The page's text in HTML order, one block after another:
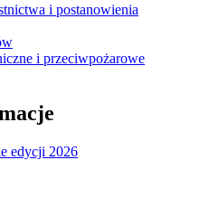
i postanowienia
i przeciwpożarowe
edycji 2026